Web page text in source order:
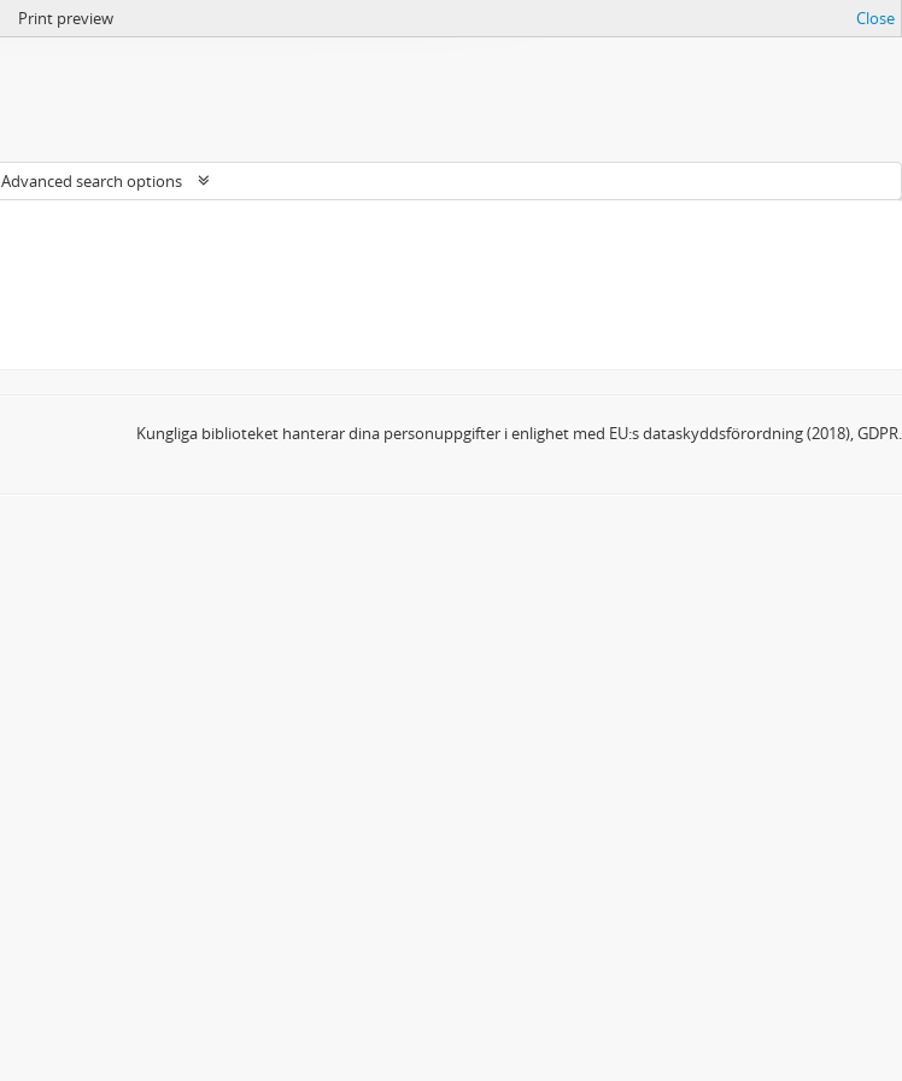
Print preview Close
Advanced search options
Kungliga biblioteket hanterar dina personuppgifter i enlighet med EU:s dataskyddsförordning (2018), GDPR.